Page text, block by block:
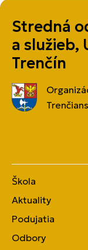
Stredná
a služieb,
Trenčín
Škola
Aktuality
Podujatia
Odbory